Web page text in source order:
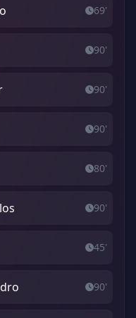
69'
90'
90'
90'
80'
90'
45'
90'